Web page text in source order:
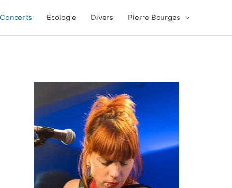
Concerts Ecologie Divers Pierre Bourges